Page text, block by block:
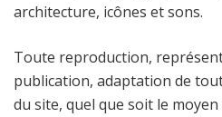
architecture, icônes et sons.
Toute reproduction,
publication, adaptation de
du site, quel que soit le